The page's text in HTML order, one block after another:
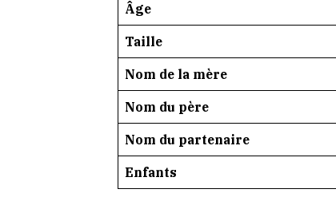
Âge
Taille
Nom de la mère
Nom du père
Nom du partenaire
Enfants